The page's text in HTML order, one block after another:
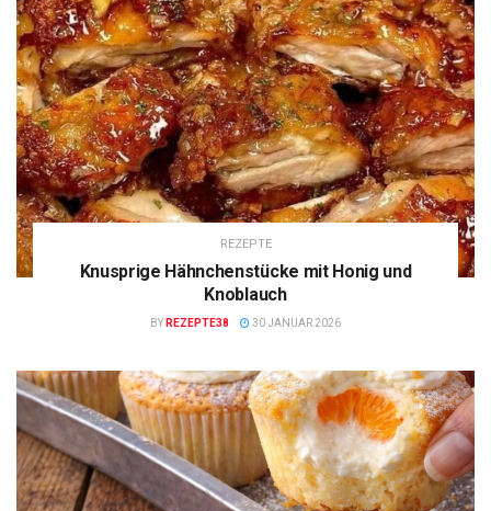
REZEPTE
Knusprige Hähnchenstücke mit Honig und
Knoblauch
BY REZEPTE38 30 JANUAR 2026